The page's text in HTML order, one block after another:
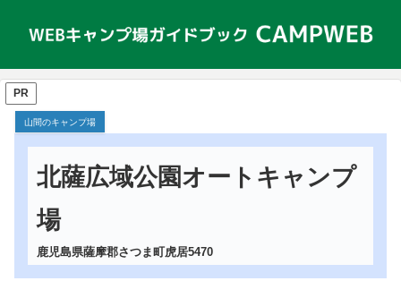
PR
山間のキャンプ場
北薩広域公園オートキャンプ
場
鹿児島県薩摩郡さつま町虎居5470